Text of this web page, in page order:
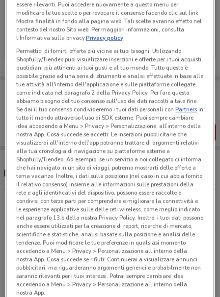
Ci dispiace, al momento non abbiamo pubblicato
volantini nella tua zona. Riprova più tardi.
Porta DoveConviene sempre con te!
Puoi trovare le migliori offerte dei negozi vicino a te,
salvarle e creare la tua lista del risparmio, comodamente
dal tuo cellulare.
SCARICA L’APP
Negozi Settemari a Frascati
Via Armando Diaz, 26 Frascati
169 m
Via Piave, 25 Frascati
260 m
Via G. Matteotti, 16/A Frascati
270 m
essere rilevanti. Puoi accedere nuovamente a questo menu per
modificare le tue scelte o per revocare il consenso facendo clic sul link
Mostra finalità in fondo alla pagina web. Tali scelte avranno effetto nel
contesto del nostro Sito web. Per maggiori informazioni, consulta
l'Informativa sulla privacy.Privacy policy
Permettici di fornirti offerte più vicine ai tuoi bisogni: Utilizzando
Shopfully/Tiendeo puoi visualizzare inserzioni e offerte per i tuoi acquisti
quotidiani più attinenti ai tuoi gusti e al tuo mondo. Tutto questo è
possibile grazie ad una serie di strumenti e analisi effettuate in base alle
tue attività all'interno dell'applicazione e sulle piattaforme collegate,
come indicato nel paragrafo 2 della Privacy Policy. Per fare questo,
abbiamo bisogno del tuo consenso sull'uso dei dati raccolti a tale fine.
Se dai il tuo consenso condivideremo i tuoi dati personali conPartnersin
tutto il mondo attraverso l’uso di SDK esterne. Puoi sempre cambiare
idea accedendo a Menu > Privacy > Personalizzazione, all’interno della
nostra App. Cosa succede se accetti: Le inserzioni pubblicitarie che
visualizzerai all'interno dell’app potranno trattare di argomenti relativi
alla tua cronologia di navigazione su piattaforme esterne a
Shopfully/Tiendeo. Ad esempio, se un servizio a noi collegato ci informa
che hai navigato in un sito di viaggi, potremo mostrarti delle offerte a
tema vacanze. Inoltre, i dati sulla posizione (nel caso in cui abbia fornito
il relativo consenso) insieme alle informazioni sulle prestazioni della
rete e agli identificativi del dispositivo, possono essere raccolte e
condivisi con terze parti per comprendere e migliorare la connettività e
le esperienze applicative sulle delle reti wireless, come meglio indicato
nel paragrafo 13.b della nostra Privacy Policy. Inoltre, i tuoi dati possono
anche essere utilizzati per la creazione di report, ricerche di mercato,
scientifiche e statistiche, analisi basate sulla posizione e analisi delle
tendenze. Puoi modificare le tue preferenze in qualsiasi momento
accedendo a Menu > Privacy > Personalizzazione all'interno della
nostra App. Cosa succede se rifiuti: Continuerai a visualizzare annunci
pubblicitari, ma riguarderanno argomenti generici e probabilmente non
saranno rilevanti per i tuoi interessi. Potrai sempre cambiare idea
accedendo a Menu > Privacy > Personalizzazione all'interno della
nostra App.